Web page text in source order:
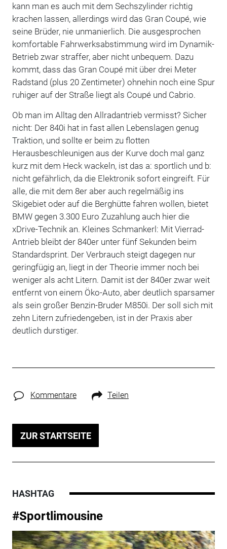
kann man es auch mit dem Sechszylinder richtig
krachen lassen, allerdings wird das Gran Coupé, wie
seine Brüder, nie unmanierlich. Die ausgesprochen
komfortable Fahrwerksabstimmung wird im Dynamik-
Betrieb zwar straffer, aber nicht unbequem. Dazu
kommt, dass das Gran Coupé mit über drei Meter
Radstand (plus 20 Zentimeter) ohnehin noch eine Spur
ruhiger auf der Straße liegt als Coupé und Cabrio.
Ob man im Alltag den Allradantrieb vermisst? Sicher
nicht: Der 840i hat in fast allen Lebenslagen genug
Traktion, und sollte er beim zu flotten
Herausbeschleunigen aus der Kurve doch mal ganz
kurz mit dem Heck wackeln, ist das a: sportlich und b:
nicht gefährlich, da die Elektronik sofort eingreift. Für
alle, die mit dem 8er aber auch regelmäßig ins
Skigebiet oder auf die Berghütte fahren wollen, bietet
BMW gegen 3.300 Euro Zuzahlung auch hier die
xDrive-Technik an. Kleines Schmankerl: Mit Vierrad-
Antrieb bleibt der 840er unter fünf Sekunden beim
Standardsprint. Der Verbrauch steigt dagegen nur
geringfügig an, liegt in der Theorie immer noch bei
weniger als acht Litern. Damit ist der 840er zwar weit
entfernt von einem Öko-Auto, aber deutlich sparsamer
als sein großer Benzin-Bruder M850i. Der soll sich mit
zehn Litern zufriedengeben, ist in der Praxis aber
deutlich durstiger.
Kommentare Teilen
ZUR STARTSEITE
HASHTAG
#Sportlimousine